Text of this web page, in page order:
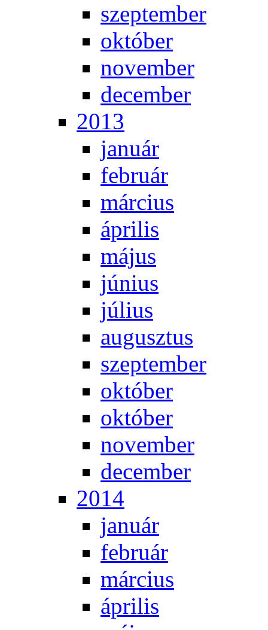
szep­tem­ber
ok­tó­ber
no­vem­ber
de­cem­ber
2013
ja­nu­ár
feb­ru­ár
már­ci­us
áp­ri­lis
má­jus
jú­ni­us
jú­li­us
au­gusz­tus
szep­tem­ber
ok­tó­ber
ok­tó­ber
no­vem­ber
de­cem­ber
2014
ja­nu­ár
feb­ru­ár
már­ci­us
áp­ri­lis